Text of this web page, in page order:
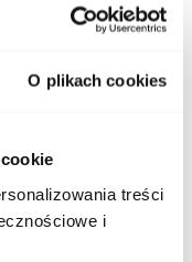
O plikach cookies
treści
i
tych, którzy
wariant spośród
Zasilanie solarne i
zegarek jest
użytkowania